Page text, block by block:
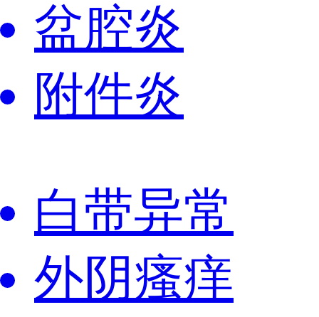
盆腔炎
附件炎
白带异常
外阴瘙痒